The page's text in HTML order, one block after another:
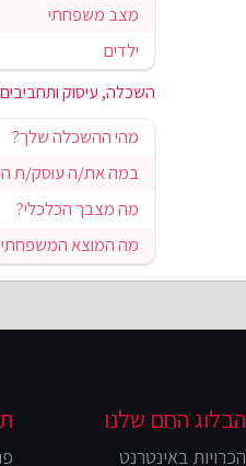
מצב משפחתי
ילדים
השכלה, עיסוק ותחביבים
מהי ההשכלה שלך?
במה את/ה עוסק/ת
מה מצבך הכלכלי?
מה המוצא
הבלוג החם שלנו
הכרויות באינטרנט